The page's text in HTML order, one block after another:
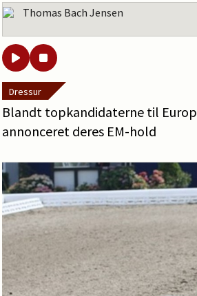
Thomas Bach Jensen
Dressur
Blandt topkandidaterne til
annonceret deres EM-hold